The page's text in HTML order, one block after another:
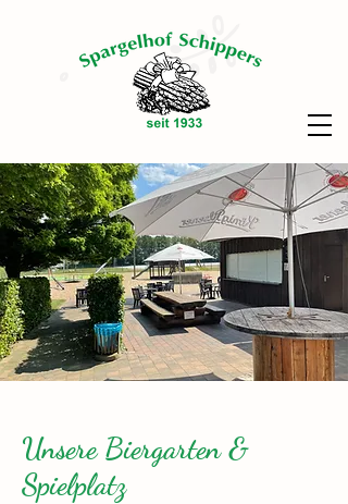
Unsere Biergarten &
Spielplatz